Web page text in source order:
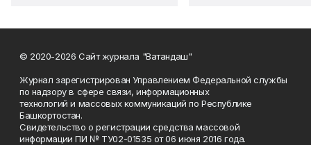
© 2020-2026 Сайт журнала "Ватандаш"
Журнал зарегистрирован Управлением Федеральной службы
по надзору в сфере связи, информационных
технологий и массовых коммуникаций по Республике
Башкортостан.
Свидетельство о регистрации средства массовой
информации ПИ № ТУ02-01535 от 06 июня 2016 года.